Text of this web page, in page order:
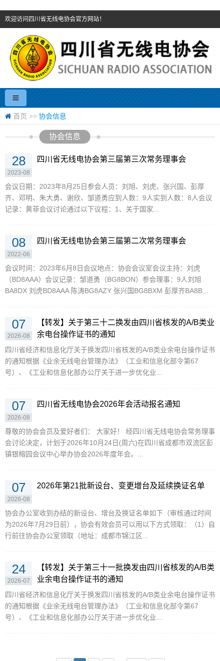
欢迎访问四川省无线电协会官方网站！
首页 >> 协会信息
协会信息
28
2023-08
四川省无线电协会第三届第三次常务理事会
会议日期：2023年8月25日参会人员：刘旭、刘虎、张兴国、彭厚
齐、邓明、朱大勇、谢欣、邹道勇应到人数：9人实到人数：8人会议
记录：黄菲会议讨论通过以下议程：1、关于国家...
08
2022-06
四川省无线电协会第三届第二次常务理事会
会议时间：2023年6月8日会议地点：协会会议室会议主持：刘虎
（BD8AAA）会议记录：邹道勇（BG8BON）参会理事：9人刘旭
BA8DX 刘虎BD8AAA 陈涛BG8AZY 张兴国BG8BXM 彭厚齐BA8B...
07
2026-08
【转发】关于第三十二换发由四川省核发的A/B类业
余电台操作证书的通知
四川省经济和信息化厅关于换发四川省核发的A/B类业余电台操作证书
的通知根据《业余无线电台管理办法》（工业和信息化部令第67
号）、《工业和信息化部办公厅关于进一步优化业...
07
2026-08
四川省无线电协会2026年会活动报名通知
尊敬的协会会员及爱好者们： 大家好！ 经四川省无线电协会常务理事
会讨论决定，计划于2026年10月24日(周六)在四川省成都市双流区彭
镇银榕园会议中心举办协会2026年度年会。...
07
2026-08
2026年第21批新设台、变更增台及延续换证名单
协会办公室收到办结的新设台、增台及换证名单如下（审核通过时间
为2026年7月29日前），协会有效会员可以用以下方式领取：（1）自
行前往协会办公室领取（地址：成都市锦江区...
24
2026-07
【转发】关于第三十一批换发由四川省核发的A/B类
业余电台操作证书的通知
四川省经济和信息化厅关于换发四川省核发的A/B类业余电台操作证书
的通知根据《业余无线电台管理办法》（工业和信息化部令第67
号）、《工业和信息化部办公厅关于进一步优化业...